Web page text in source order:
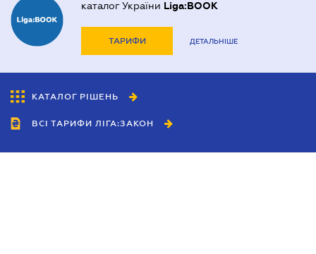
каталог України Liga:BOOK
ТАРИФИ ДЕТАЛЬНІШЕ
КАТАЛОГ РІШЕНЬ
ВСІ ТАРИФИ ЛІГА:ЗАКОН